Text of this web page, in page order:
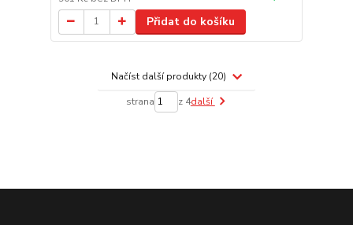
Přidat do košíku
Načíst další produkty (20)
strana z 4další